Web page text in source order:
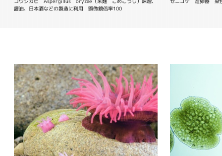
醤油、日本酒などの製造に利用　顕微鏡倍率100